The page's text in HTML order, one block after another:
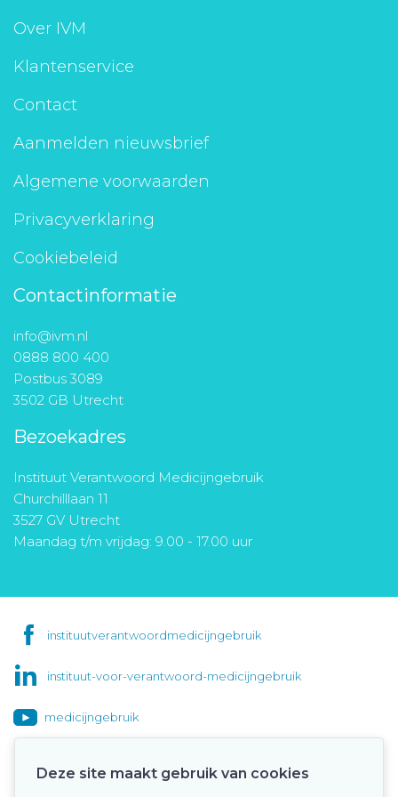
Aanmelden nieuwsbrief
Toegang leeromgeving
Over IVM
Klantenservice
Contact
Aanmelden nieuwsbrief
Algemene voorwaarden
Privacyverklaring
Cookiebeleid
Contactinformatie
info@ivm.nl
0888 800 400
Postbus 3089
3502 GB Utrecht
Bezoekadres
Instituut Verantwoord Medicijngebruik
Churchilllaan 11
3527 GV Utrecht
Maandag t/m vrijdag: 9.00 - 17.00 uur
instituutverantwoordmedicijngebruik
instituut-voor-verantwoord-medicijngebruik
medicijngebruik
Deze site maakt gebruik van cookies